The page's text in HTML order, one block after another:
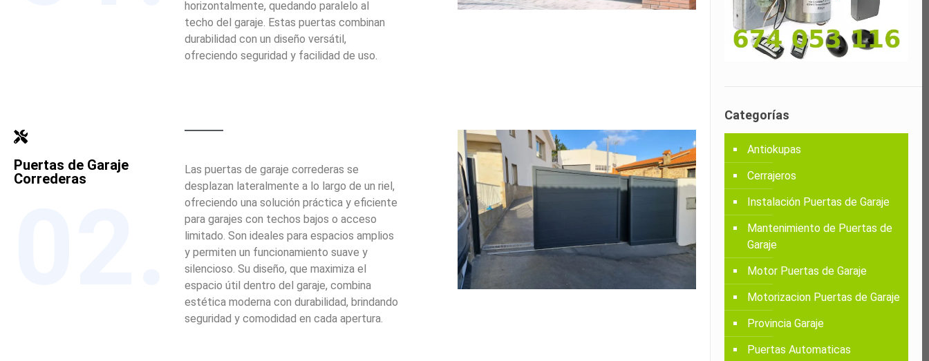
horizontalmente, quedando paralelo al
techo del garaje. Estas puertas combinan
durabilidad con un diseño versátil,
ofreciendo seguridad y facilidad de uso.
Puertas de Garaje
Correderas
Las puertas de garaje correderas se
desplazan lateralmente a lo largo de un riel,
ofreciendo una solución práctica y eficiente
para garajes con techos bajos o acceso
limitado. Son ideales para espacios amplios
y permiten un funcionamiento suave y
silencioso. Su diseño, que maximiza el
espacio útil dentro del garaje, combina
estética moderna con durabilidad, brindando
seguridad y comodidad en cada apertura.
Categorías
Antiokupas
Cerrajeros
Instalación Puertas de Garaje
Mantenimiento de Puertas de
Garaje
Motor Puertas de Garaje
Motorizacion Puertas de Garaje
Provincia Garaje
Puertas Automaticas